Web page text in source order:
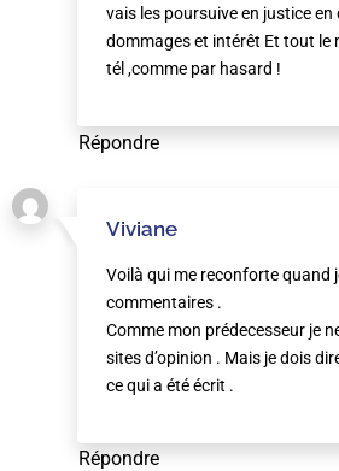
vais les poursuive en justice
dommages et intérêt Et tout le
tél ,comme par hasard !
Répondre
Viviane
Voilà qui me reconforte quand
commentaires .
Comme mon prédecesseur je
sites d’opinion . Mais je dois
ce qui a été écrit .
Répondre